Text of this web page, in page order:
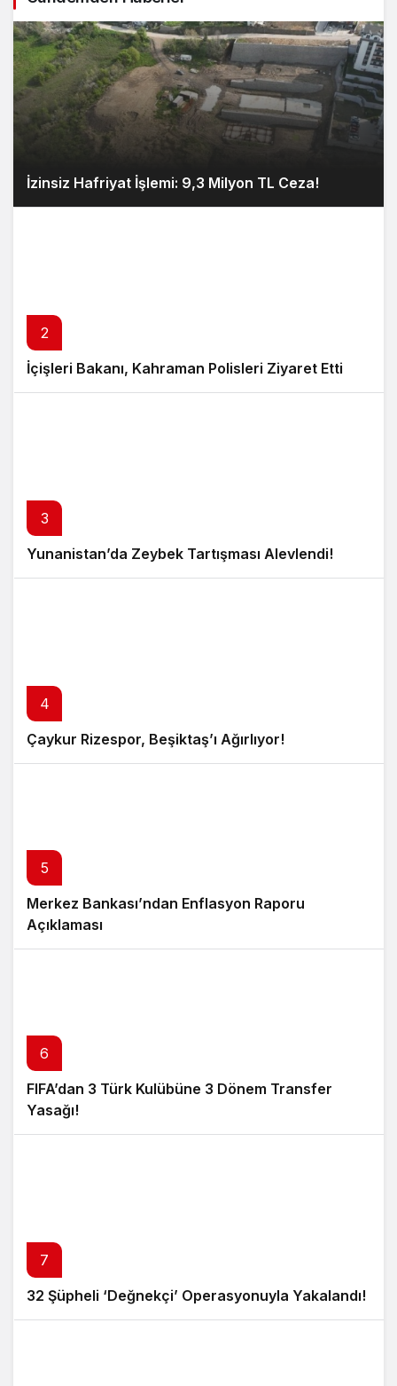
İzinsiz Hafriyat İşlemi: 9,3 Milyon TL Ceza!
2
İçişleri Bakanı, Kahraman Polisleri Ziyaret Etti
3
Yunanistan’da Zeybek Tartışması Alevlendi!
4
Çaykur Rizespor, Beşiktaş’ı Ağırlıyor!
5
Merkez Bankası’ndan Enflasyon Raporu
Açıklaması
6
FIFA’dan 3 Türk Kulübüne 3 Dönem Transfer
Yasağı!
7
32 Şüpheli ‘Değnekçi’ Operasyonuyla Yakalandı!